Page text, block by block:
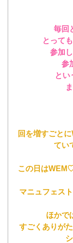
毎回
とって
参加
参
とい
回を増すごと
てい
この日は
マニュフェス
ほかで
すごくありが